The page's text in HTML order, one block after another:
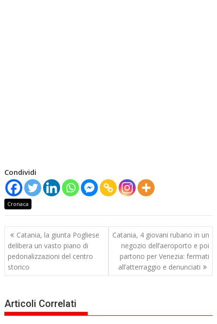
Condividi
Cronaca
Navigazione
articoli
Catania, la giunta Pogliese
delibera un vasto piano di
pedonalizzazioni del centro
storico
Catania, 4 giovani rubano in un
negozio dell’aeroporto e poi
partono per Venezia: fermati
all’atterraggio e denunciati
Articoli Correlati